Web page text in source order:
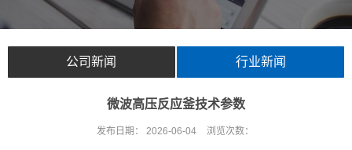
公司新闻 行业新闻
微波高压反应釜技术参数
发布日期： 2026-06-04 浏览次数：